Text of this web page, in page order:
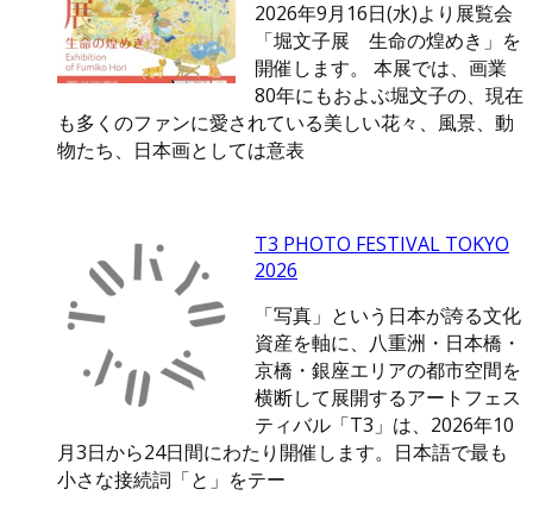
2026年9月16日(水)より展覧会
「堀文子展 生命の煌めき」を
開催します。 本展では、画業
80年にもおよぶ堀文子の、現在
も多くのファンに愛されている美しい花々、風景、動
物たち、日本画としては意表
T3 PHOTO FESTIVAL TOKYO
2026
「写真」という日本が誇る文化
資産を軸に、八重洲・日本橋・
京橋・銀座エリアの都市空間を
横断して展開するアートフェス
ティバル「T3」は、2026年10
月3日から24日間にわたり開催します。日本語で最も
小さな接続詞「と」をテー